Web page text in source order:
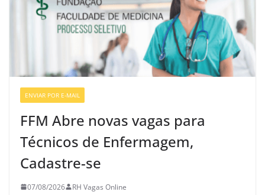
ENVIAR POR E-MAIL
FFM Abre novas vagas para
Técnicos de Enfermagem,
Cadastre-se
07/08/2026 RH Vagas Online